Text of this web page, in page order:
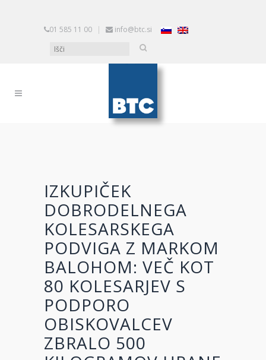
01 585 11 00 | info@btc.si
IZKUPIČEK
DOBRODELNEGA
KOLESARSKEGA
PODVIGA Z MARKOM
BALOHOM: VEČ KOT
80 KOLESARJEV S
PODPORO
OBISKOVALCEV
ZBRALO 500